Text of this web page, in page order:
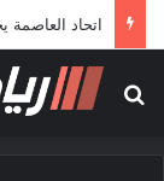
اتحاد
بحث عن